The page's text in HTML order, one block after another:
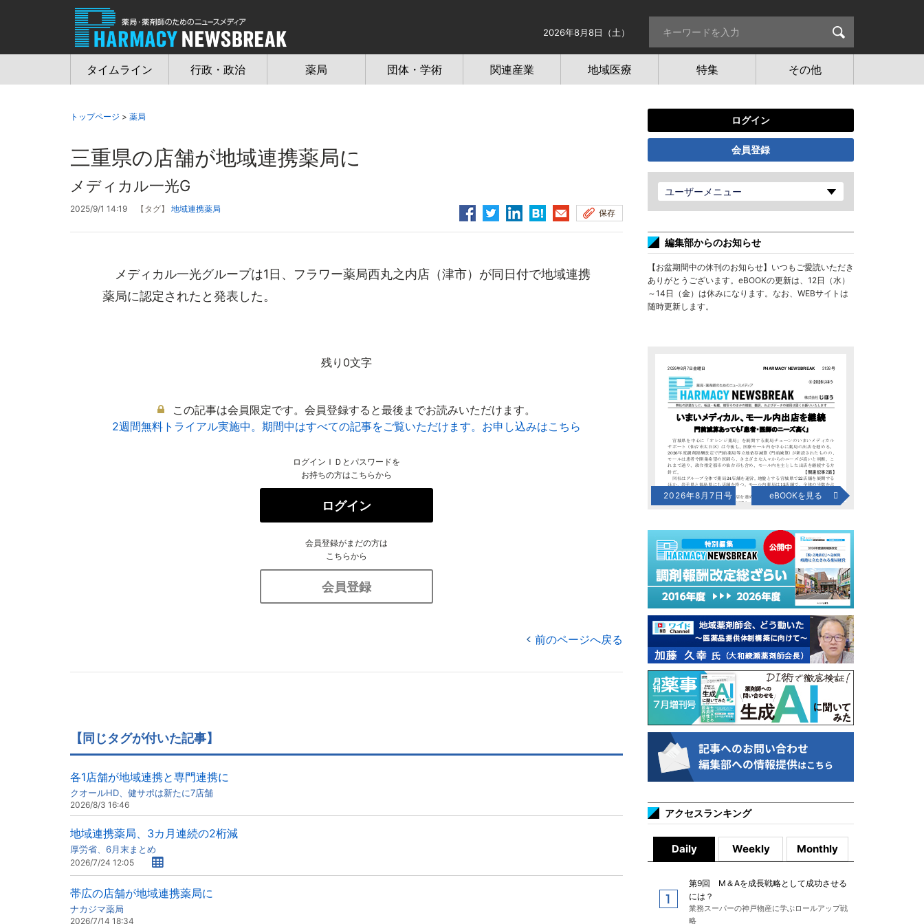
2026年8月8日（土）
タイムライン 行政・政治 薬局 団体・学術 関連産業 地域医療 特集 その他
トップページ > 薬局
三重県の店舗が地域連携薬局に
メディカル一光G
2025/9/1 14:19 【タグ】 地域連携薬局 保存
メディカル一光グループは1日、フラワー薬局西丸之内店（津市）が同日付で地域連携
薬局に認定されたと発表した。
残り0文字
この記事は会員限定です。会員登録すると最後までお読みいただけます。
2週間無料トライアル実施中。期間中はすべての記事をご覧いただけます。お申し込みはこちら
ログインＩＤとパスワードを
お持ちの方はこちらから
ログイン
会員登録がまだの方は
こちらから
会員登録
前のページへ戻る
【同じタグが付いた記事】
各1店舗が地域連携と専門連携に
クオールHD、健サポは新たに7店舗
2026/8/3 16:46
地域連携薬局、3カ月連続の2桁減
厚労省、6月末まとめ
2026/7/24 12:05
帯広の店舗が地域連携薬局に
ナカジマ薬局
2026/7/14 18:34
ログイン
会員登録
ユーザーメニュー
編集部からのお知らせ
【お盆期間中の休刊のお知らせ】いつもご愛読いただき
ありがとうございます。eBOOKの更新は、12日（水）
～14日（金）は休みになります。なお、WEBサイトは
随時更新します。
2026年8月7日号 eBOOKを見る
アクセスランキング
Daily Weekly Monthly
第9回 M＆Aを成長戦略として成功させる
には？
業務スーパーの神戸物産に学ぶロールアップ戦
略